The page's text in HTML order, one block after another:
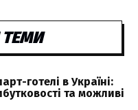
готелі в Україні:
та можливі